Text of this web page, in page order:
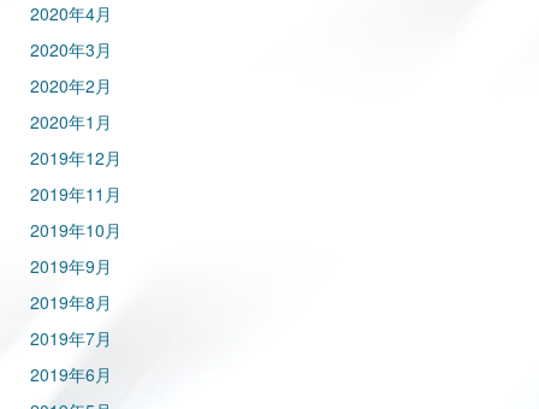
2020年4月
2020年3月
2020年2月
2020年1月
2019年12月
2019年11月
2019年10月
2019年9月
2019年8月
2019年7月
2019年6月